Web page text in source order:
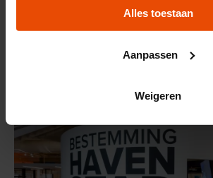
Alles toestaan
Aanpassen
Weigeren